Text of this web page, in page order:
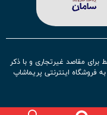
ولباس تیم ملی
رو موجود
جدید روز به روز بصورت
برای مقاصد غیرتجاری و با ذکر
فروشگاه اینترنتی پریماشاپ